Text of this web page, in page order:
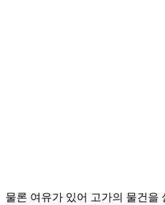
물론 여유가 있어 고가의 물건을